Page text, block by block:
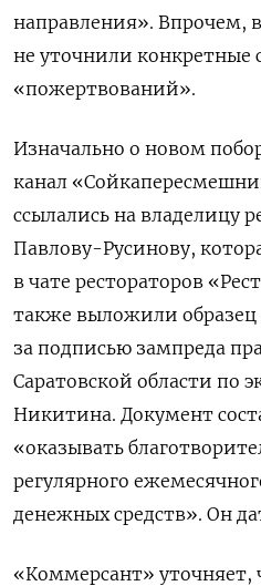
направления». Впрочем,
не уточнили конкретные
«пожертвований».
Изначально о новом
канал
ссылались на владелицу
Павлову-Русинову,
в чате рестораторов
также выложили образец
за подписью зампреда
Саратовской области по
Никитина. Документ
«оказывать
регулярного
денежных средств». Он
«Коммерсант» уточняет,